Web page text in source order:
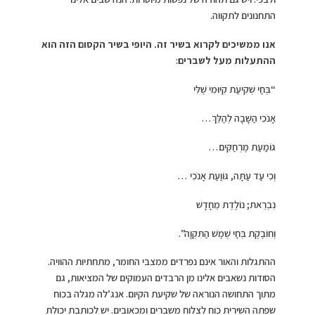
התחנונים לתקווה.
אנו ממשיכים לקרוא בשיר זה. היופי בשיר הקסום הזה הוא
ההתעלות מעל לשברים:
“בְּחַי שְׁקִיעַת קִיּוּמִי שֶׁלִּי
אָנֹכִי הַשָּׁבָה לְהַלֵּךְ…
גּוֹמַעַת מֶרְחַקִּים…
וְכִי עַד עַתָּה, גּוֹוַעַת אָנֹכִי …
נִבְרֵאת; נוֹלֶדֶת מֵחָדָשׁ
וְחוֹבֶקֶת בְּחַי שֶׁמֶשׁ הַתִּקְוָה”.
ההתגלות והאור אינם נפרדים ממצבי החומר, מתחתיות ההוויה.
הסודות נשאבים אלינו מן הרבדים העמוקים של המציאות, גם
מתוך התחושה הנוראה של שקיעת הקיום. אנג’לה מגלה בכוח
שפתה השירית כוח לצלוח משברים ומכאובים. יש לכותבת יכולת